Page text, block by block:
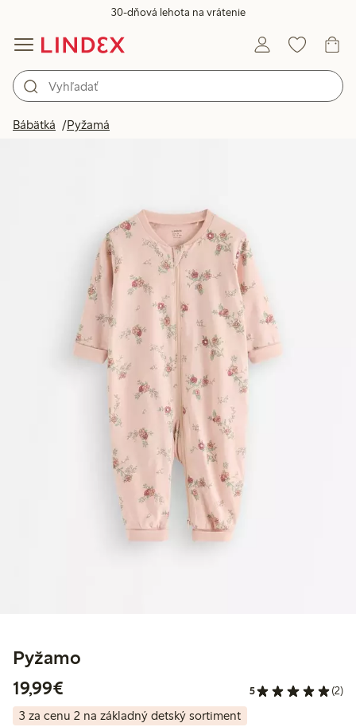
30-dňová lehota na vrátenie
Bábätká Pyžamá
Pyžamo
19,99€
5 (2)
3 za cenu 2 na základný detský sortiment